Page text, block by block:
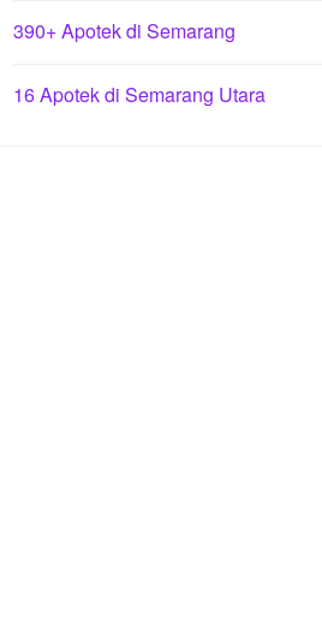
390+ Apotek di Semarang
16 Apotek di Semarang Utara